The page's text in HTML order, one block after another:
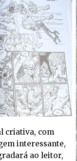
criativa, com
interessante,
ao leitor,